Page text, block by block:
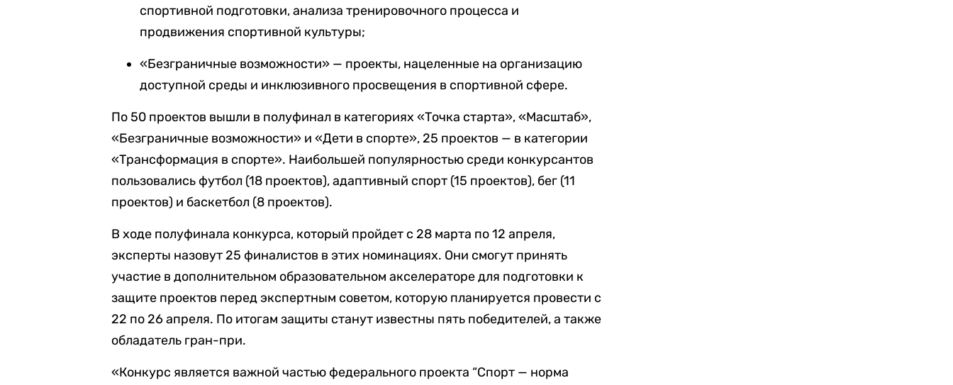
спортивной подготовки, анализа тренировочного процесса и
продвижения спортивной культуры;
«Безграничные возможности» — проекты, нацеленные на организацию
доступной среды и инклюзивного просвещения в спортивной сфере.
По 50 проектов вышли в полуфинал в категориях «Точка старта», «Масштаб»,
«Безграничные возможности» и «Дети в спорте», 25 проектов — в категории
«Трансформация в спорте». Наибольшей популярностью среди конкурсантов
пользовались футбол (18 проектов), адаптивный спорт (15 проектов), бег (11
проектов) и баскетбол (8 проектов).
В ходе полуфинала конкурса, который пройдет с 28 марта по 12 апреля,
эксперты назовут 25 финалистов в этих номинациях. Они смогут принять
участие в дополнительном образовательном акселераторе для подготовки к
защите проектов перед экспертным советом, которую планируется провести с
22 по 26 апреля. По итогам защиты станут известны пять победителей, а также
обладатель гран-при.
«Конкурс является важной частью федерального проекта “Спорт — норма